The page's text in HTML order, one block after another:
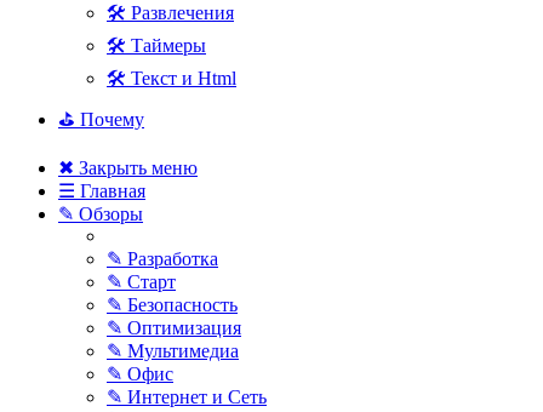
🛠 Развлечения
🛠 Таймеры
🛠 Текст и Html
⛳ Почему
✖ Закрыть меню
☰ Главная
✎ Обзоры
✎ Разработка
✎ Старт
✎ Безопасность
✎ Оптимизация
✎ Мультимедиа
✎ Офис
✎ Интернет и Сеть